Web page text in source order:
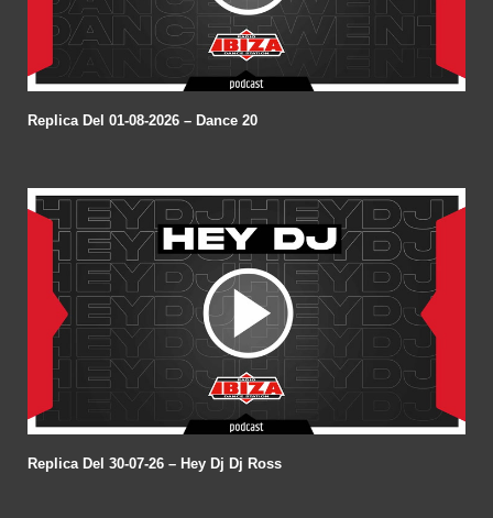
Replica Del 01-08-2026 – Dance 20
Replica Del 30-07-26 – Hey Dj Dj Ross